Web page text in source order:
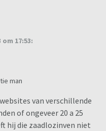
17:53:
man
van verschillende
of ongeveer 20 a 25
hij die zaadlozinven niet